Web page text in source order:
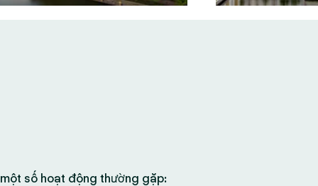
số hoạt động thường gặp: